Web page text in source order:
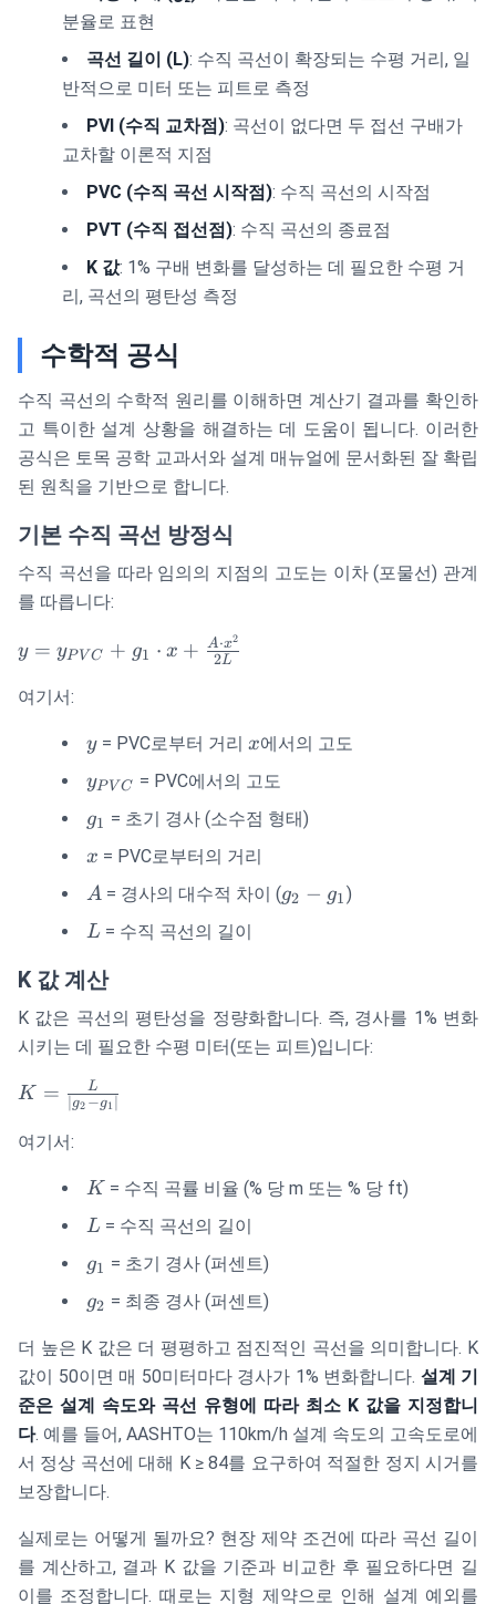
분율로 표현
곡선 길이 (L): 수직 곡선이 확장되는 수평 거리, 일
반적으로 미터 또는 피트로 측정
PVI (수직 교차점): 곡선이 없다면 두 접선 구배가
교차할 이론적 지점
PVC (수직 곡선 시작점): 수직 곡선의 시작점
PVT (수직 접선점): 수직 곡선의 종료점
K 값: 1% 구배 변화를 달성하는 데 필요한 수평 거
리, 곡선의 평탄성 측정
수학적 공식
수직 곡선의 수학적 원리를 이해하면 계산기 결과를 확인하
고 특이한 설계 상황을 해결하는 데 도움이 됩니다. 이러한
공식은 토목 공학 교과서와 설계 매뉴얼에 문서화된 잘 확립
된 원칙을 기반으로 합니다.
기본 수직 곡선 방정식
수직 곡선을 따라 임의의 지점의 고도는 이차 (포물선) 관계
를 따릅니다:
y =
+ g_1
\frac{A
\cdot
{2L}
y = yPV C + g1 ⋅ x + 2L
A⋅x2
여기서:
y
y= PVC로부터 거리 x
x에서의 고도
y_{PVC}
yPV C = PVC에서의 고도
g_1
g1 = 초기 경사 (소수점 형태)
x
x = PVC로부터의 거리
A
A = 경사의 대수적 차이 (g_2
g2 − g1)
L
L = 수직 곡선의 길이
K 값 계산
K 값은 곡선의 평탄성을 정량화합니다. 즉, 경사를 1% 변화
시키는 데 필요한 수평 미터(또는 피트)입니다:
K =
\frac{L}
{|g_2 -
K = g2 −g1
L
여기서:
K
K = 수직 곡률 비율 (% 당 m 또는 % 당 ft)
L
L = 수직 곡선의 길이
g_1
g1 = 초기 경사 (퍼센트)
g_2
g2 = 최종 경사 (퍼센트)
더 높은 K 값은 더 평평하고 점진적인 곡선을 의미합니다. K
값이 50이면 매 50미터마다 경사가 1% 변화합니다. 설계 기
준은 설계 속도와 곡선 유형에 따라 최소 K 값을 지정합니
다. 예를 들어, AASHTO는 110km/h 설계 속도의 고속도로에
서 정상 곡선에 대해 K ≥ 84를 요구하여 적절한 정지 시거를
보장합니다.
실제로는 어떻게 될까요? 현장 제약 조건에 따라 곡선 길이
를 계산하고, 결과 K 값을 기준과 비교한 후 필요하다면 길
이를 조정합니다. 때로는 지형 제약으로 인해 설계 예외를